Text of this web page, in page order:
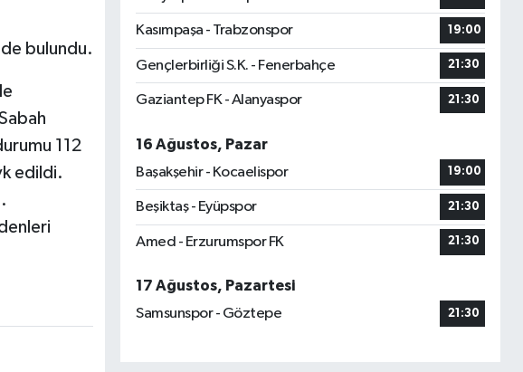
bulundu.
112
edildi.
Kasımpaşa - Trabzonspor 19:00
Gençlerbirliği S.K. - Fenerbahçe 21:30
Gaziantep FK - Alanyaspor 21:30
16 Ağustos, Pazar
Başakşehir - Kocaelispor
19:00
Beşiktaş - Eyüpspor 21:30
Amed - Erzurumspor FK 21:30
17 Ağustos, Pazartesi
Samsunspor - Göztepe
21:30